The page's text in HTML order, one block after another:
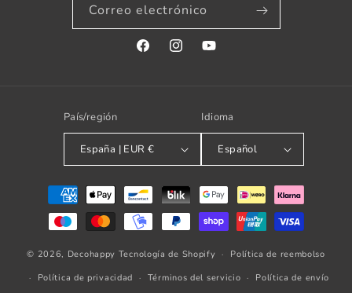
Correo electrónico
FacebookInstagramYouTube
País/región
España | EUR €
Idioma
Español
Formas
pago
© 2026, Decohappy Tecnología de Shopify
Política de reembolso
Política de privacidad
Términos del servicio Política de envío